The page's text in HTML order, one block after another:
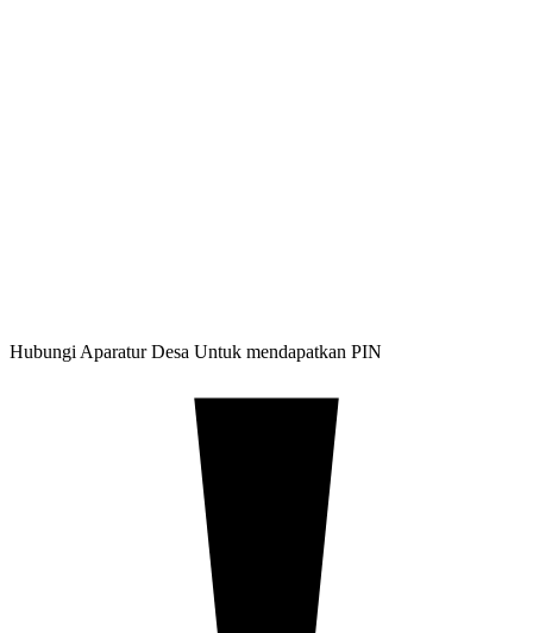
Hubungi Aparatur Desa Untuk mendapatkan PIN